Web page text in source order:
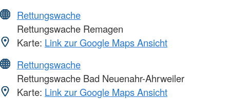
Rettungswache
Rettungswache Remagen
Karte: Link zur Google Maps Ansicht
Rettungswache
Rettungswache Bad Neuenahr-Ahrweiler
Karte: Link zur Google Maps Ansicht